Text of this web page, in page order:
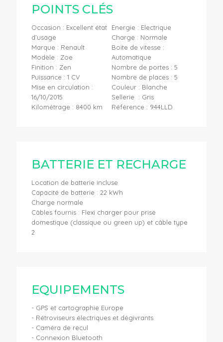
POINTS CLÉS
Occasion : Excellent état
d’usage
Marque : Renault
Modèle : Zoe
Finition : Zen
Puissance : 1 CV
Mise en circulation :
16/10/2015
Kilométrage : 8400 km
Energie : Electrique
Charge : Normale
Boite de vitesse :
Automatique
Nombre de portes : 5
Nombre de places : 5
Couleur : Blanche
Sellerie : Gris
Référence : 944LLD
BATTERIE ET RECHARGE
Location de batterie incluse
Capacité de batterie : 22 kWh
Charge normale
Câbles fournis : Flexi charger pour prise
domestique (classique ou green up) et câble type
2
EQUIPEMENTS
- GPS et cartographie Europe
- Rétroviseurs électriques et dégivrants
- Caméra de recul
- Connexion Bluetooth